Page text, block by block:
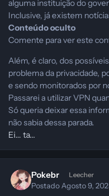
alguma instituição do
Inclusive, já existem
Conteúdo oculto
Comente para ver este
Além, é claro, dos
problema da privacidade,
e sendo monitorados por
Passarei a utilizar VPN
Só queria deixar essa
não sabia dessa parada.
Ei... ta...
Pokebr Leecher
Postado Agosto 9,